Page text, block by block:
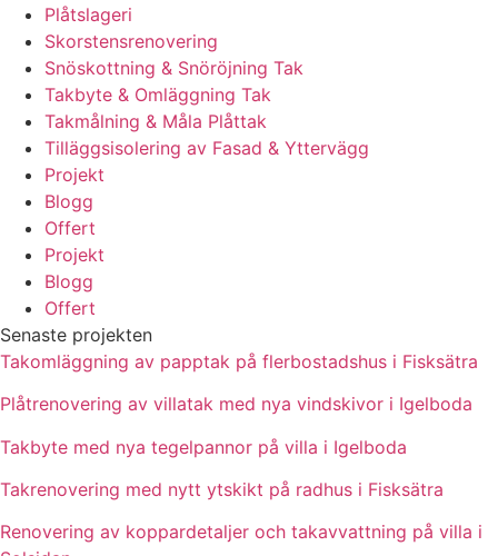
Plåtslageri
Skorstensrenovering
Snöskottning & Snöröjning Tak
Takbyte & Omläggning Tak
Takmålning & Måla Plåttak
Tilläggsisolering av Fasad & Yttervägg
Projekt
Blogg
Offert
Projekt
Blogg
Offert
Senaste projekten
Takomläggning av papptak på flerbostadshus i Fisksätra
Plåtrenovering av villatak med nya vindskivor i Igelboda
Takbyte med nya tegelpannor på villa i Igelboda
Takrenovering med nytt ytskikt på radhus i Fisksätra
Renovering av koppardetaljer och takavvattning på villa i